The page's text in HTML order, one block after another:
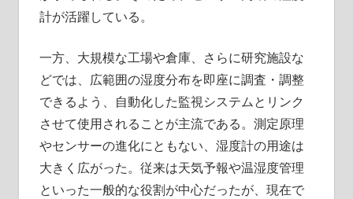
計が活躍している。
一方、大規模な工場や倉庫、さらに研究施設な
どでは、広範囲の湿度分布を即座に調査・調整
できるよう、自動化した監視システムとリンク
させて使用されることが主流である。測定原理
やセンサーの進化にともない、湿度計の用途は
大きく広がった。従来は天気予報や温湿度管理
といった一般的な役割が中心だったが、現在で